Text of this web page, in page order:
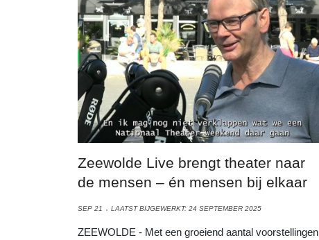
Zeewolde Live brengt theater naar
de mensen – én mensen bij elkaar
SEP 21 LAATST BIJGEWERKT: 24 SEPTEMBER 2025
ZEEWOLDE - Met een groeiend aantal voorstellingen